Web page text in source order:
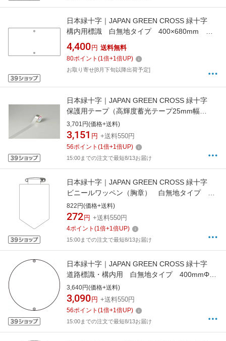
日本緑十字｜JAPAN GREEN CROSS 緑十字
構内用標識 白無地タイプ 400×680mm ス
チール 山型 108520
4,400 円 送料無料
80ポイント (1倍+1倍UP)
お取り寄せ[8月下旬以降出荷予定]
日本緑十字｜JAPAN GREEN CROSS 緑十字
保護用テープ（高輝度蓄光テープ25mm幅
用） 50mm幅×5．2m 072006
3,701円(価格+送料)
3,151 円 +送料550円
56ポイント (1倍+1倍UP)
15:00までの注文で最短8/13お届け
日本緑十字｜JAPAN GREEN CROSS 緑十字
ビニールワッペン（胸章） 白無地タイプ
90×60mm 軟質エンビ 126101
822円(価格+送料)
272 円 +送料550円
4ポイント (1倍+1倍UP)
15:00までの注文で最短8/13お届け
日本緑十字｜JAPAN GREEN CROSS 緑十字
道路標識・構内用 白無地タイプ 400mmΦ
スチール 133300
3,640円(価格+送料)
3,090 円 +送料550円
56ポイント (1倍+1倍UP)
15:00までの注文で最短8/13お届け